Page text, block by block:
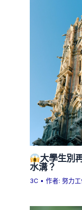
大學生別
水溝？
3C • 作者:努力